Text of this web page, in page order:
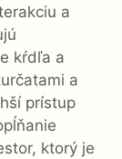
a
kŕdľa a
a
prístup
ktorý je